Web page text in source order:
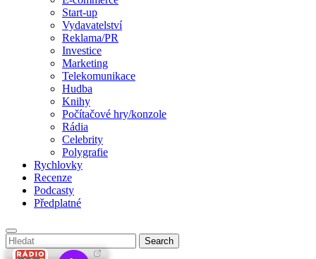
Start-up
Vydavatelství
Reklama/PR
Investice
Marketing
Telekomunikace
Hudba
Knihy
Počítačové hry/konzole
Rádia
Celebrity
Polygrafie
Rychlovky
Recenze
Podcasty
Předplatné